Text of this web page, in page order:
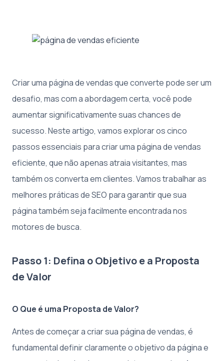
Criar uma página de vendas que converte pode ser um
desafio, mas com a abordagem certa, você pode
aumentar significativamente suas chances de
sucesso. Neste artigo, vamos explorar os cinco
passos essenciais para criar uma página de vendas
eficiente, que não apenas atraia visitantes, mas
também os converta em clientes. Vamos trabalhar as
melhores práticas de SEO para garantir que sua
página também seja facilmente encontrada nos
motores de busca.
Passo 1: Defina o Objetivo e a Proposta
de Valor
O Que é uma Proposta de Valor?
Antes de começar a criar sua página de vendas, é
fundamental definir claramente o objetivo da página e